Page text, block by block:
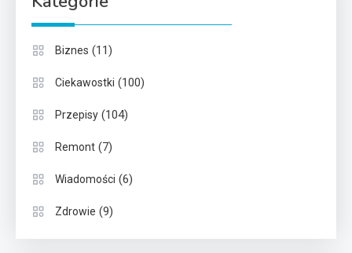
Biznes (11)
Ciekawostki (100)
Przepisy (104)
Remont (7)
Wiadomości (6)
Zdrowie (9)